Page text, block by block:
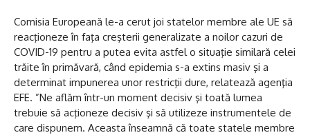
Comisia Europeană le-a cerut joi statelor membre ale UE să
reacţioneze în faţa creşterii generalizate a noilor cazuri de
COVID-19 pentru a putea evita astfel o situaţie similară celei
trăite în primăvară, când epidemia s-a extins masiv şi a
determinat impunerea unor restricţii dure, relatează agenţia
EFE. ”Ne aflăm într-un moment decisiv şi toată lumea
trebuie să acţioneze decisiv şi să utilizeze instrumentele de
care dispunem. Aceasta înseamnă că toate statele membre